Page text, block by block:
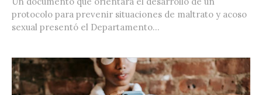
protocolo para prevenir situaciones de maltrato y acoso
sexual presentó el Departamento...